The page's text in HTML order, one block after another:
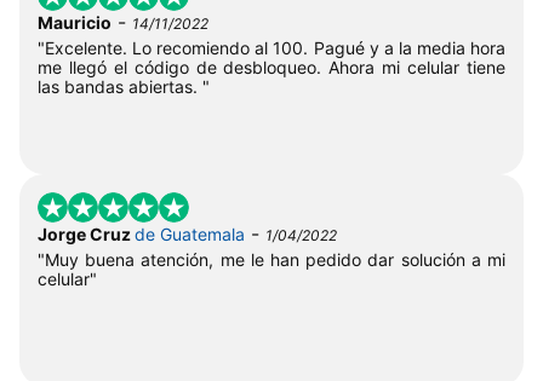
Mauricio - 14/11/2022
"Excelente. Lo recomiendo al 100. Pagué y a la media hora
me llegó el código de desbloqueo. Ahora mi celular tiene
las bandas abiertas. "
Jorge Cruzde Guatemala - 1/04/2022
"Muy buena atención, me le han pedido dar solución a mi
celular"